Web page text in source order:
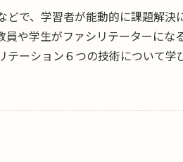
どで、学習者が能動的に課題解
員や学生がファシリテーターに
テーション６つの技術について学